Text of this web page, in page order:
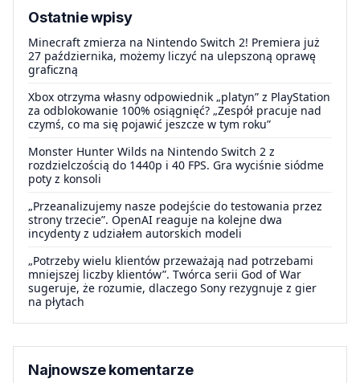
Ostatnie wpisy
Minecraft zmierza na Nintendo Switch 2! Premiera już
27 października, możemy liczyć na ulepszoną oprawę
graficzną
Xbox otrzyma własny odpowiednik „platyn” z PlayStation
za odblokowanie 100% osiągnięć? „Zespół pracuje nad
czymś, co ma się pojawić jeszcze w tym roku”
Monster Hunter Wilds na Nintendo Switch 2 z
rozdzielczością do 1440p i 40 FPS. Gra wyciśnie siódme
poty z konsoli
„Przeanalizujemy nasze podejście do testowania przez
strony trzecie”. OpenAI reaguje na kolejne dwa
incydenty z udziałem autorskich modeli
„Potrzeby wielu klientów przeważają nad potrzebami
mniejszej liczby klientów”. Twórca serii God of War
sugeruje, że rozumie, dlaczego Sony rezygnuje z gier
na płytach
Najnowsze komentarze